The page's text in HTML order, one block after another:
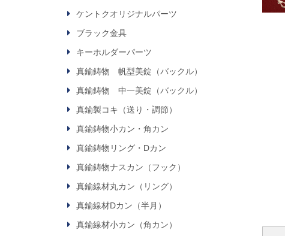
ケントクオリジナルパーツ
ブラック金具
キーホルダーパーツ
真鍮鋳物 帆型美錠（バックル）
真鍮鋳物 中一美錠（バックル）
真鍮製コキ（送り・調節）
真鍮鋳物小カン・角カン
真鍮鋳物リング・Dカン
真鍮鋳物ナスカン（フック）
真鍮線材丸カン（リング）
真鍮線材Dカン（半月）
真鍮線材小カン（角カン）